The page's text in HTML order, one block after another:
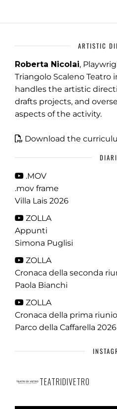
ARTISTIC
Roberta Nicolai,
Triangolo Scaleno Teatro
handles the artistic
drafts projects, and
aspects of the activity.
Download the
.MOV
.mov frame
Villa Lais 2026
ZOLLA
Appunti
Simona Puglisi
ZOLLA
Cronaca della seconda
Paola Bianchi
ZOLLA
Cronaca della prima
Parco della Caffarella 2026
TEATRIDIVETRO